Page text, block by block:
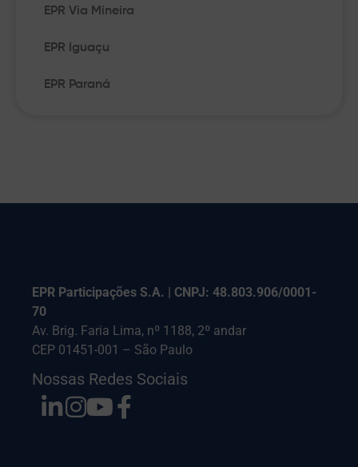
EPR Via Mineira
EPR Iguaçu
EPR Paraná
EPR Participações S.A. | CNPJ: 48.803.906/0001-
70
Av. Brig. Faria Lima, nº 1188, 2º andar
CEP 01451-001 – São Paulo
Nossas Redes Sociais